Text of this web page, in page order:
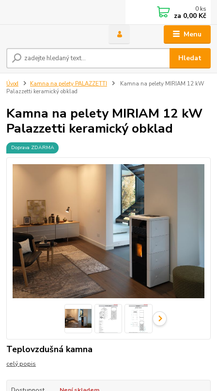
Menu
Hledat
0 ks
za 0,00 Kč
Úvod Kamna na pelety PALAZZETTI
Kamna na pelety MIRIAM 12 kW
Palazzetti keramický obklad
Kamna na pelety MIRIAM 12 kW
Palazzetti keramický obklad
Doprava ZDARMA
Teplovzdušná kamna
celý popis